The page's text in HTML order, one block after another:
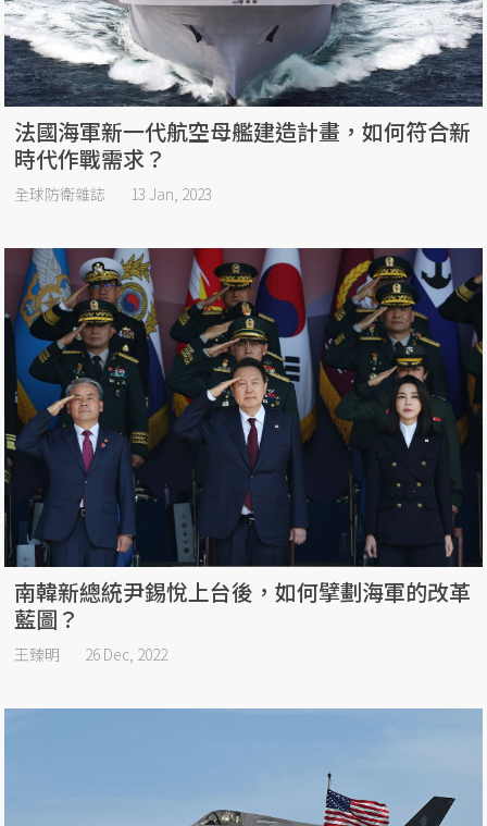
法國海軍新一代航空母艦建造計畫，如何符合新
時代作戰需求？
全球防衛雜誌 13 Jan, 2023
南韓新總統尹錫悅上台後，如何擘劃海軍的改革
藍圖？
王臻明 26 Dec, 2022